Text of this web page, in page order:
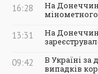
16:28
На
13:31
На
09:42
В Україні за
випадків